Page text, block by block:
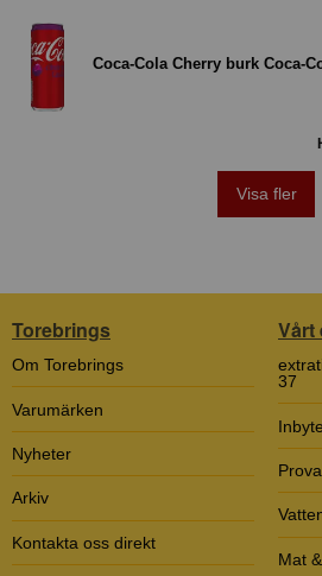
Coca-Cola Cherry burk Coca-
Visa fler
Torebrings
Om Torebrings
Varumärken
Nyheter
Arkiv
Kontakta oss direkt
Vårt
37
Mat